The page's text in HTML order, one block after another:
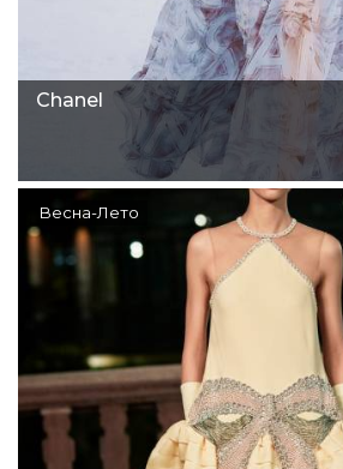
Chanel
Весна-Лето